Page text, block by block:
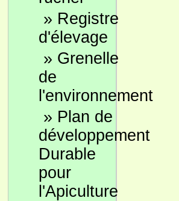
» Registre
d'élevage
» Grenelle
de
l'environnement
» Plan de
développement
Durable
pour
l'Apiculture